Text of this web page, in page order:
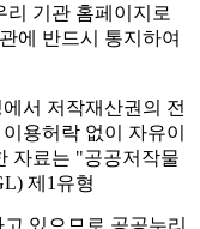
리 기관 홈페이지로
에 반드시 통지하여
서 저작재산권의 전
용허락 없이 자유이
자료는 "공공저작물
제1유형
있으므로 공공누리